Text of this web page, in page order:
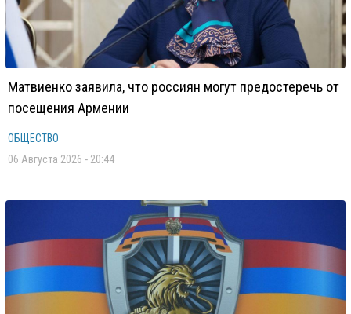
Матвиенко заявила, что россиян могут предостеречь от
посещения Армении
ОБЩЕСТВО
06 Августа 2026 - 20:44